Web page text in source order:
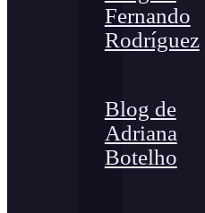
Fernando
Rodríguez
Blog de
Adriana
Botelho